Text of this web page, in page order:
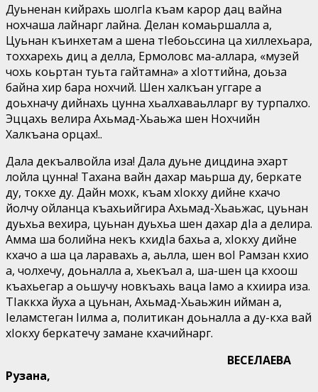
Дуьненан кийрахь шолгIа къам карор дац вайна
нохчаша лайнарг лайна. Делан комаьршалла а,
Цуьнан къинхетам а шена тIебоьссина ца хиллехьара,
тоххарехь диц а делла, Ермоловс ма-аллара, «музей
чохь коьртан туьта гайтамна» а хIоттийна, доьза
байна хир бара нохчий. Шен халкъан уггаре а
доьхначу дийнахь цунна хьалхаваьлларг ву турпалхо.
Эццахь велира Ахьмад-Хьаьжа шен Нохчийн
Халкъана орцах!..
Дала декъалвойла иза! Дала дуьне дицдина эхарт
лойла цунна! Тахана вайн дахар маьрша ду, беркате
ду, токхе ду. Дайн мохк, къам хIокху дийне кхачо
йолчу ойланца къахьийгира Ахьмад-Хьаьжас, цуьнан
дуьхьа вехира, цуьнан дуьхьа шен дахар дIа а делира.
Амма ша болийна некъ кхидIа бахьа а, хIокху дийне
кхачо а ша ца ларавахь а, аьлла, шен воI Рамзан кхио
а, чолхечу, доьналла а, хьекъал а, ша-шен ца кхоош
къахьегар а оьшучу новкъахь ваца Iамо а кхиира иза.
ТIаккха йуха а цуьнан, Ахьмад-Хьаьжин ийман а,
Iеламстеган Iилма а, политикан доьналла а ду-кха вай
хIокху беркатечу замане кхачийнарг.
ВЕСЕЛАЕВА
Рузана,